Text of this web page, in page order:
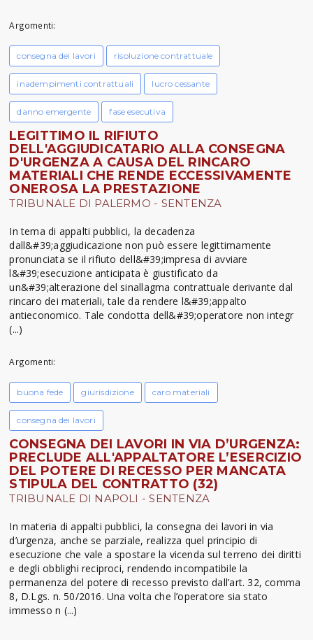
Argomenti:
consegna dei lavori risoluzione contrattuale
inadempimenti contrattuali lucro cessante
danno emergente fase esecutiva
LEGITTIMO IL RIFIUTO
DELL'AGGIUDICATARIO ALLA CONSEGNA
D'URGENZA A CAUSA DEL RINCARO
MATERIALI CHE RENDE ECCESSIVAMENTE
ONEROSA LA PRESTAZIONE
TRIBUNALE DI PALERMO - SENTENZA
In tema di appalti pubblici, la decadenza
dall&#39;aggiudicazione non può essere legittimamente
pronunciata se il rifiuto dell&#39;impresa di avviare
l&#39;esecuzione anticipata è giustificato da
un&#39;alterazione del sinallagma contrattuale derivante dal
rincaro dei materiali, tale da rendere l&#39;appalto
antieconomico. Tale condotta dell&#39;operatore non integr
(...)
Argomenti:
buona fede giurisdizione caro materiali
consegna dei lavori
CONSEGNA DEI LAVORI IN VIA D’URGENZA:
PRECLUDE ALL'APPALTATORE L’ESERCIZIO
DEL POTERE DI RECESSO PER MANCATA
STIPULA DEL CONTRATTO (32)
TRIBUNALE DI NAPOLI - SENTENZA
In materia di appalti pubblici, la consegna dei lavori in via
d’urgenza, anche se parziale, realizza quel principio di
esecuzione che vale a spostare la vicenda sul terreno dei diritti
e degli obblighi reciproci, rendendo incompatibile la
permanenza del potere di recesso previsto dall’art. 32, comma
8, D.Lgs. n. 50/2016. Una volta che l’operatore sia stato
immesso n (...)